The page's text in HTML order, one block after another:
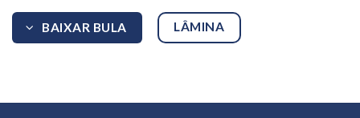
BAIXAR BULA LÂMINA